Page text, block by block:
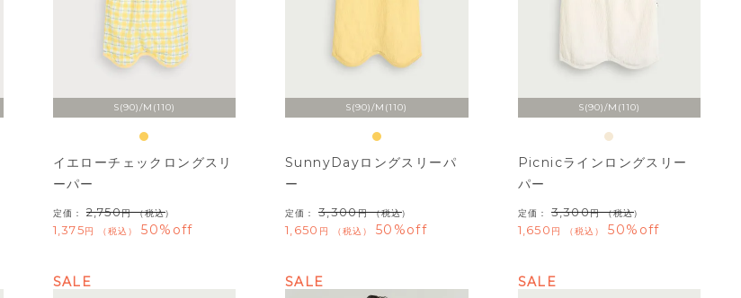
S(90)/M(110)
イエローチェックロングスリ
ーパー
定価： 2,750 （税込）
1,375 税込 50%off
S(90)/M(110)
SunnyDayロングスリーパ
ー
定価： 3,300 （税込）
1,650 税込 50%off
S(90)/M(110)
Picnicラインロングスリー
パー
定価： 3,300 （税込）
1,650 税込 50%off
SALE SALE SALE